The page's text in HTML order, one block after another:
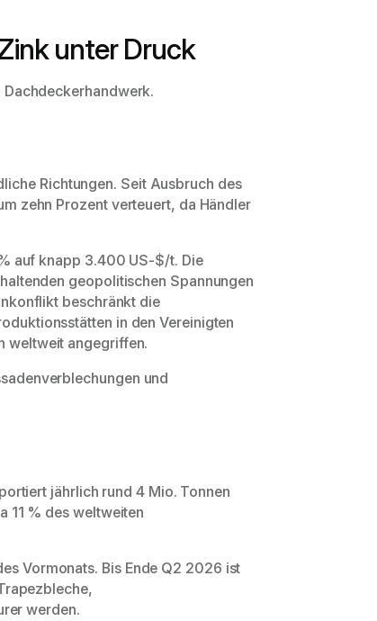
unter Druck
Richtungen. Seit Ausbruch des
zehn Prozent verteuert, da Händler
auf knapp 3.400 US-$/t. Die
geopolitischen Spannungen
beschränkt die
in den Vereinigten
weltweit angegriffen.
und
jährlich rund 4 Mio. Tonnen
11 % des weltweiten
Vormonats. Bis Ende Q2 2026 ist
werden.